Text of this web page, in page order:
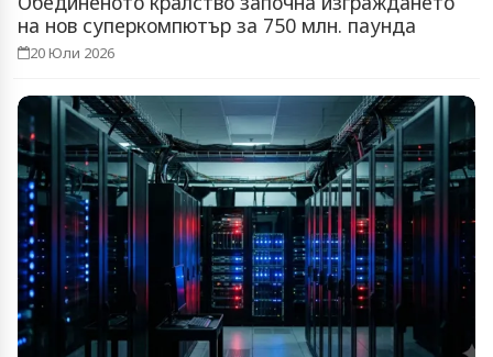
на нов суперкомпютър за 750 млн. паунда
20 Юли 2026